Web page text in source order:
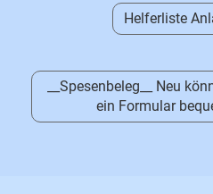
Helferliste
__Spesenbeleg__ Neu
ein Formular